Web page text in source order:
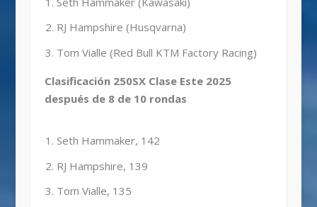
RJ Hampshire (Husqvarna)
Tom Vialle (Red Bull KTM Factory Racing)
Clasificación 250SX Clase Este 2025
después de 8 de 10 rondas
Seth Hammaker, 142
RJ Hampshire, 139
Tom Vialle, 135